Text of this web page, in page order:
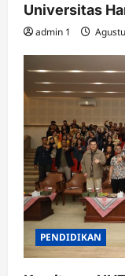
Universitas
admin 1
PENDIDIKAN